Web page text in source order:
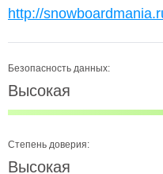
http://
Безопасность данных:
Высокая
Степень доверия:
Высокая